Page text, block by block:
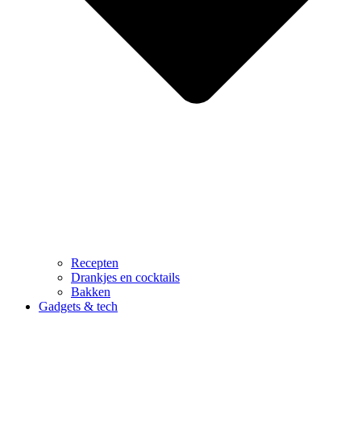
Recepten
Drankjes en cocktails
Bakken
Gadgets & tech